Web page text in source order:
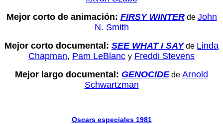
Mejor corto de animación: FIRSY WINTERde John
N. Smith
Mejor corto documental: SEE WHAT I SAYde Linda
Chapman, Pam LeBlanc y Freddi Stevens
Mejor largo documental: GENOCIDEde Arnold
Schwartzman
Oscars especiales 1981